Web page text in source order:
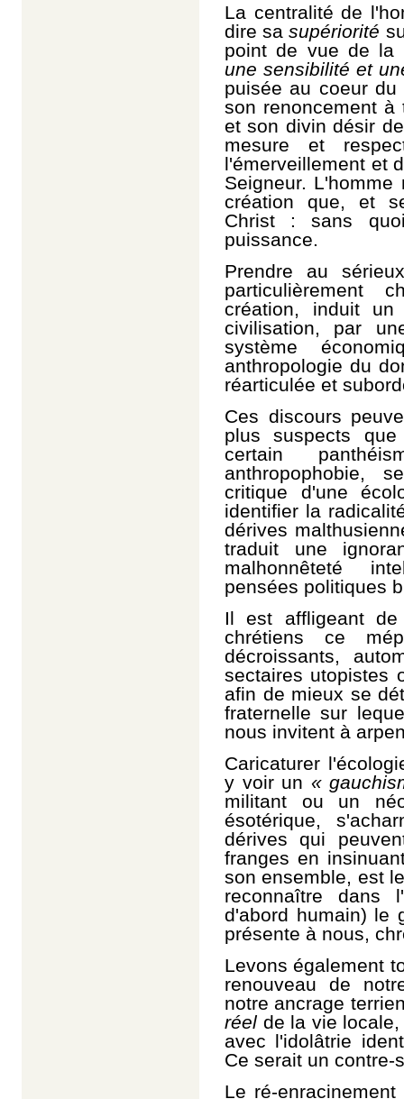
La centralité de
dire sasupériorité
point de vue de la
une sensibilité et
puisée au coeur
son renoncement
et son divin désir
mesure et
l'émerveillement et
Seigneur.
création que, et
Christ : sans
puissance.
Prendre au
création, induit
civilisation, par
système
anthropologie du
réarticulée et
Ces discours
plus suspects
certain
anthropophobie,
critique d'une
identifier la
dérives
traduit une
malhonnêteté
pensées politiques
Il est affligeant
chrétiens ce
décroissants,
sectaires utopistes
afin de mieux se
fraternelle sur
nous invitent à
Caricaturer
y voir un «
militant ou un
ésotérique,
dérives qui
franges en
son ensemble, est
reconnaître dans
d'abord humain) le
présente à nous,
Levons également
renouveau de
notre ancrage
réel de la vie
avec l'idolâtrie
Ce serait un contre-
Le ré-